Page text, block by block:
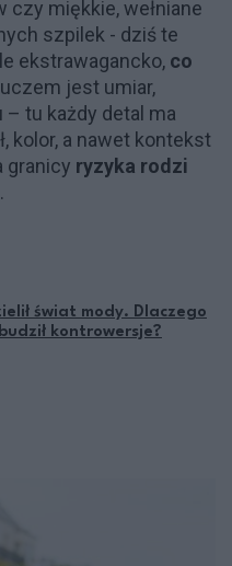
miękkie, wełniane
szpilek - dziś te
ekstrawagancko, co
jest umiar,
tu każdy detal ma
kolor, a nawet kontekst
granicy ryzyka rodzi
.
świat mody. Dlaczego
kontrowersje?